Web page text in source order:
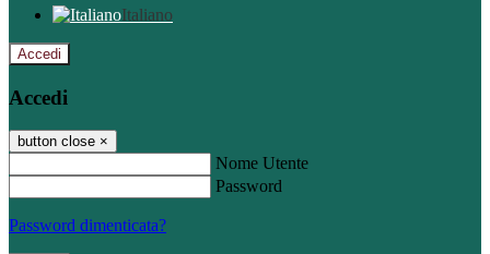
Italiano
Accedi
Accedi
button close ×
Nome Utente
Password
Password dimenticata?